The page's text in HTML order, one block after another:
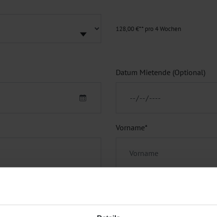
128,00 €** pro 4 Wochen
Datum Mietende (Optional)
Vorname*